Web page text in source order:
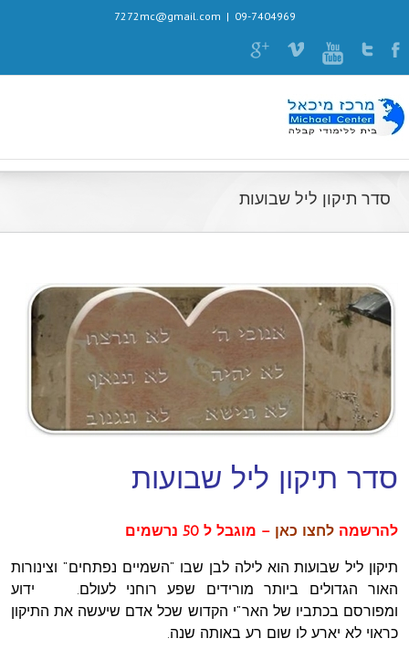
09-7404969
|
7272mc@gmail.com
סדר תיקון ליל שבועות
סדר תיקון ליל שבועות
להרשמה לחצו כאן – מוגבל ל 50 נרשמים
תיקון ליל שבועות הוא לילה לבן שבו "השמיים נפתחים" וצינורות
האור הגדולים ביותר מורידים שפע רוחני לעולם. ידוע
ומפורסם בכתביו של האר"י הקדוש שכל אדם שיעשה את התיקון
כראוי לא יארע לו שום רע באותה שנה.